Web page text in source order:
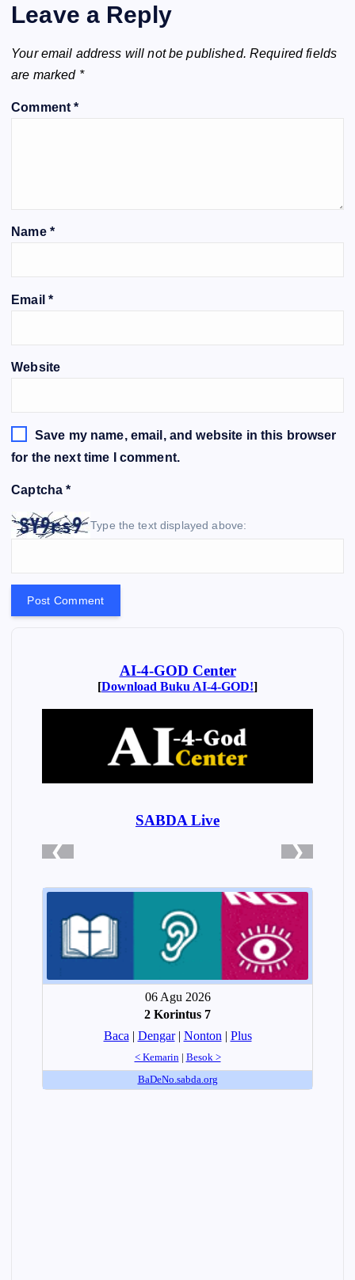
Leave a Reply
Your email address will not be published. Required fields
are marked *
Comment*
Name *
Email *
Website
Save my name, email, and website in this browser
for the next time I comment.
Captcha*
Type the text displayed above: